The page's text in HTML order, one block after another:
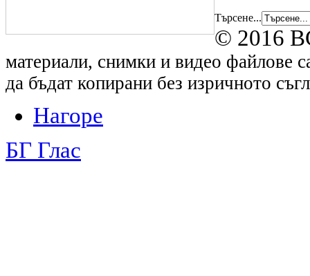
Търсене...
© 2016
материали, снимки и видео файлове
да бъдат копирани без изричното
Нагоре
БГ Глас